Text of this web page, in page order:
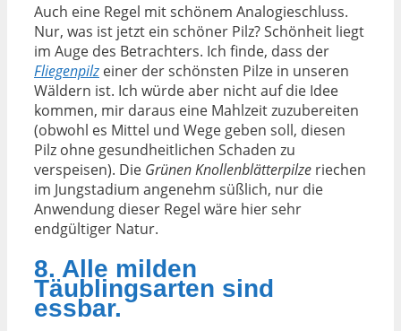
Auch eine Regel mit schönem Analogieschluss.
Nur, was ist jetzt ein schöner Pilz? Schönheit liegt
im Auge des Betrachters. Ich finde, dass der
Fliegenpilz einer der schönsten Pilze in unseren
Wäldern ist. Ich würde aber nicht auf die Idee
kommen, mir daraus eine Mahlzeit zuzubereiten
(obwohl es Mittel und Wege geben soll, diesen
Pilz ohne gesundheitlichen Schaden zu
verspeisen). Die Grünen Knollenblätterpilze riechen
im Jungstadium angenehm süßlich, nur die
Anwendung dieser Regel wäre hier sehr
endgültiger Natur.
8. Alle milden
Täublingsarten sind
essbar.